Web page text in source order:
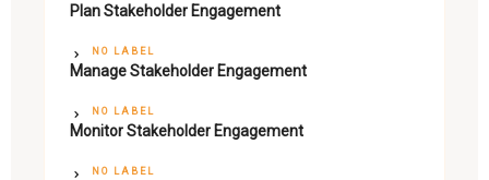
Plan Stakeholder Engagement
NO LABEL
Manage Stakeholder Engagement
NO LABEL
Monitor Stakeholder Engagement
NO LABEL